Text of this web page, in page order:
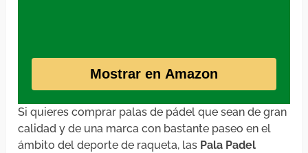
Mostrar en Amazon
Si quieres comprar palas de pádel que sean de gran
calidad y de una marca con bastante paseo en el
ámbito del deporte de raqueta, las Pala Padel